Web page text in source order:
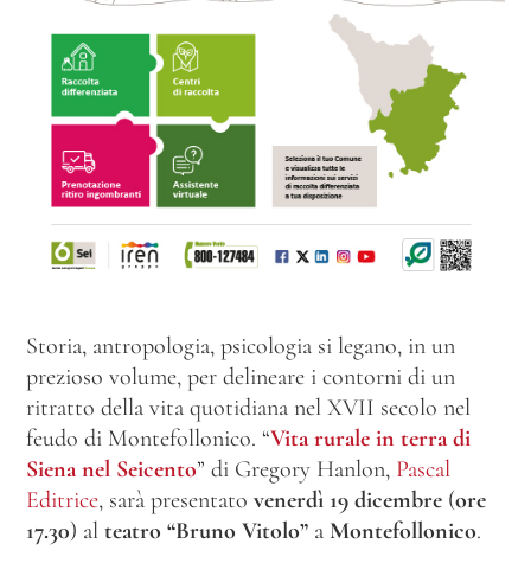
Storia, antropologia, psicologia si legano, in un
prezioso volume, per delineare i contorni di un
ritratto della vita quotidiana nel XVII secolo nel
feudo di Montefollonico. “Vita rurale in terra di
Siena nel Seicento” di Gregory Hanlon, Pascal
Editrice, sarà presentato venerdì 19 dicembre (ore
17.30) al teatro “Bruno Vitolo” a Montefollonico.